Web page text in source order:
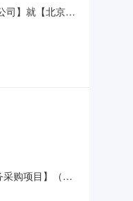
司】就【北京诚
购项目】（采